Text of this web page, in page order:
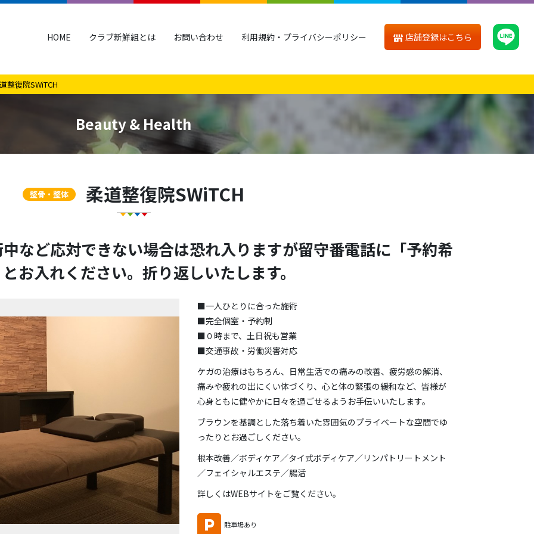
HOME クラブ新鮮組とは お問い合わせ 利用規約・プライバシーポリシー 店舗登録はこちら
整復院SWiTCH
Beauty & Health
整骨・整体 柔道整復院SWiTCH
ど応対できない場合は恐れ入りますが留守番電話に「予約希
お入れください。折り返しいたします。
■一人ひとりに合った施術
■完全個室・予約制
■０時まで、土日祝も営業
■交通事故・労働災害対応
ケガの治療はもちろん、日常生活での痛みの改善、疲労感の解消、
痛みや疲れの出にくい体づくり、心と体の緊張の緩和など、皆様が
心身ともに健やかに日々を過ごせるようお手伝いいたします。
ブラウンを基調とした落ち着いた雰囲気のプライベートな空間でゆ
ったりとお過ごしください。
根本改善／ボディケア／タイ式ボディケア／リンパトリートメント
／フェイシャルエステ／腸活
詳しくはWEBサイトをご覧ください。
駐車場あり